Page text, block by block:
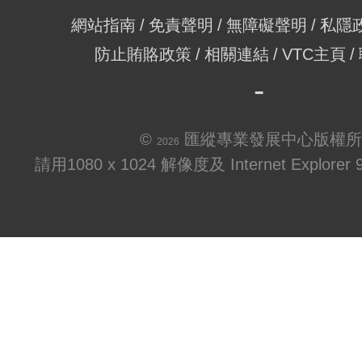
網站指南 免責聲明 無障礙聲明
私隱
防止賄賂政策
相關連結 VTC主頁
© 2026
匯縱專業發展中心版權
請用1080 x 1024 解像度及 Internet Explorer